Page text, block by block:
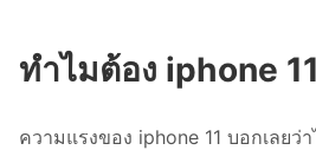
ทำไมต้อง iphone 11
ความแรงของ iphone 11 บอกเลยว่